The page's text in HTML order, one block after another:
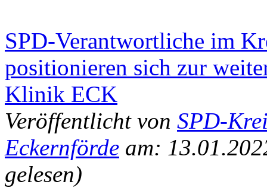
SPD-Verantwortliche im
positionieren sich zur
Klinik ECK
Veröffentlicht von SPD-
Eckernförde am:
gelesen)